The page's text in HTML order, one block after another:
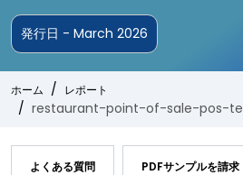
発行日 - March 2026
ホーム レポート
restaurant-point-of-sale-pos-
よくある質問 PDFサンプルを請求